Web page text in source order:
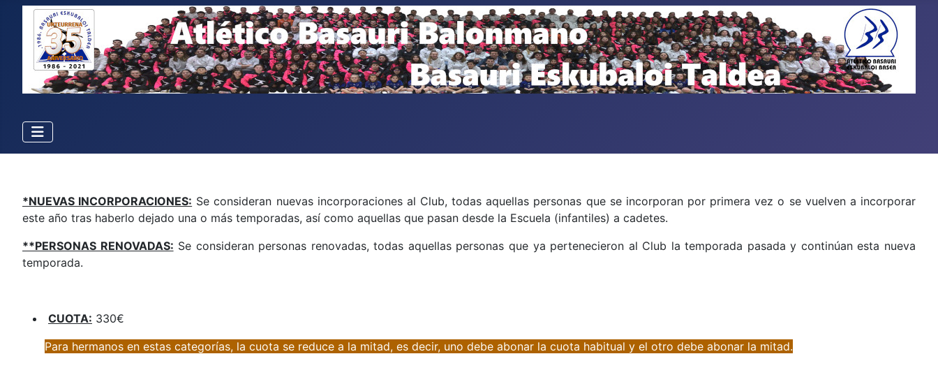
*NUEVAS INCORPORACIONES: Se consideran nuevas incorporaciones al Club, todas aquellas personas que se incorporan por primera vez o se vuelven a incorporar
este año tras haberlo dejado una o más temporadas, así como aquellas que pasan desde la Escuela (infantiles) a cadetes.
**PERSONAS RENOVADAS: Se consideran personas renovadas, todas aquellas personas que ya pertenecieron al Club la temporada pasada y continúan esta nueva
temporada.
CUOTA: 330€
Para hermanos en estas categorías, la cuota se reduce a la mitad, es decir, uno debe abonar la cuota habitual y el otro debe abonar la mitad.